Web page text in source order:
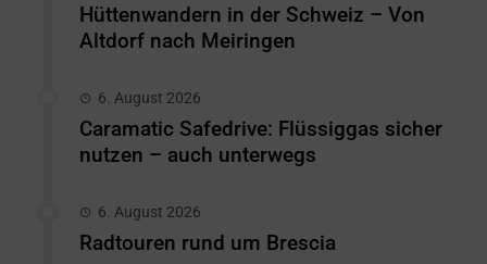
Hüttenwandern in der Schweiz – Von
Altdorf nach Meiringen
6. August 2026
Caramatic Safedrive: Flüssiggas sicher
nutzen – auch unterwegs
6. August 2026
Radtouren rund um Brescia